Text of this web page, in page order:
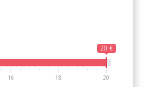
20 €
16 18 20